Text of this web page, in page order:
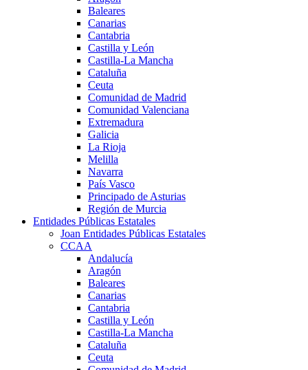
Baleares
Canarias
Cantabria
Castilla y León
Castilla-La Mancha
Cataluña
Ceuta
Comunidad de Madrid
Comunidad Valenciana
Extremadura
Galicia
La Rioja
Melilla
Navarra
País Vasco
Principado de Asturias
Región de Murcia
Entidades Públicas Estatales
Joan Entidades Públicas Estatales
CCAA
Andalucía
Aragón
Baleares
Canarias
Cantabria
Castilla y León
Castilla-La Mancha
Cataluña
Ceuta